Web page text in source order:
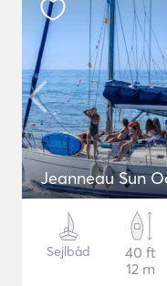
Jeanneau Sun
Sejlbåd
40 ft
12 m